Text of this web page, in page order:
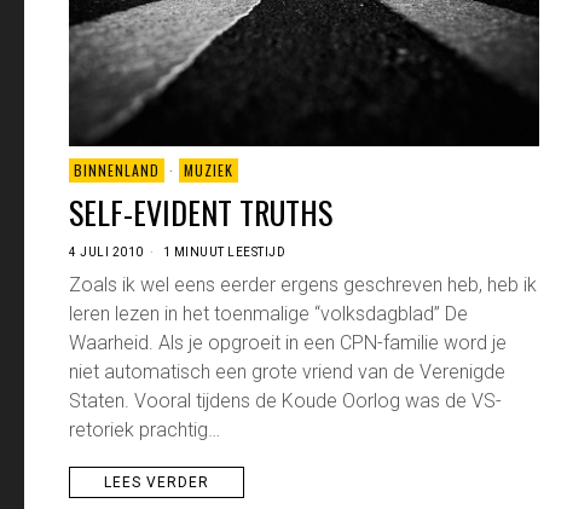
BINNENLAND · MUZIEK
SELF-EVIDENT TRUTHS
4 JULI 2010 1 MINUUT LEESTIJD
Zoals ik wel eens eerder ergens geschreven heb, heb ik
leren lezen in het toenmalige “volksdagblad” De
Waarheid. Als je opgroeit in een CPN-familie word je
niet automatisch een grote vriend van de Verenigde
Staten. Vooral tijdens de Koude Oorlog was de VS-
retoriek prachtig…
LEES VERDER